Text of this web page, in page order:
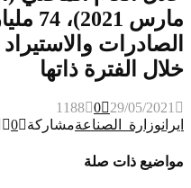
مارس
خلال الفترة ذاتها
29/05/2021
0
1188
ايرانوزارة_الصناعةمشاركة 0
مواضيع ذات صلة